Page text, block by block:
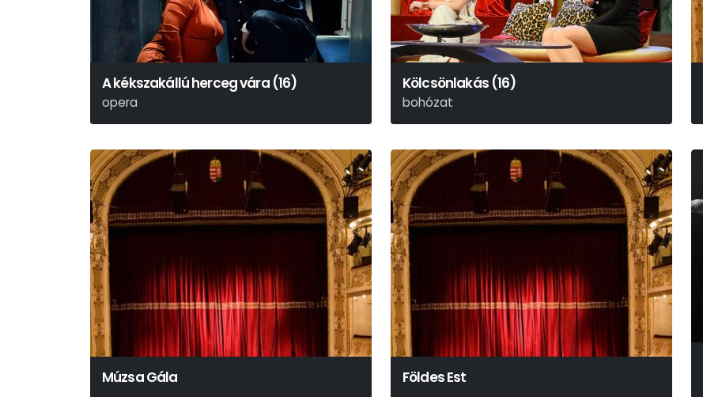
A kékszakállú herceg vára (16)
opera
Bartók Béla
Kölcsönlakás (16)
bohózat
Ray Cooney – John Chapman
Múzsa Gála Földes Est